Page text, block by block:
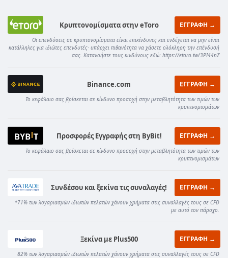
Κρυπτονομίσματα στην eToro ΕΓΓΡΑΦΗ →
Οι επενδύσεις σε κρυπτονομίσματα είναι επικίνδυνες και ενδέχεται να μην είναι
κατάλληλες για ιδιώτες επενδυτές· υπάρχει πιθανότητα να χάσετε ολόκληρη την επένδυσή
σας. Κατανοήστε τους κινδύνους εδώ: https://etoro.tw/3PI44nZ
Binance.com ΕΓΓΡΑΦΗ →
Το κεφάλαιο σας βρίσκεται σε κίνδυνο προσοχή στην μεταβλητότητα των τιμών των
κρυπτνομισμάτων
Προσφορές Εγγραφής στη ByBit! ΕΓΓΡΑΦΗ →
Το κεφάλαιο σας βρίσκεται σε κίνδυνο προσοχή στην μεταβλητότητα των τιμών των
κρυπτνομισμάτων
Συνδέσου και ξεκίνα τις συναλαγές! ΕΓΓΡΑΦΗ →
*71% των λογαριασμών ιδιωτών πελατών χάνουν χρήματα στις συναλλαγές τους σε CFD
με αυτό τον πάροχο.
Ξεκίνα με Plus500 ΕΓΓΡΑΦΗ →
82% των λογαριασμών ιδιωτών πελατών χάνουν χρήματα στις συναλλαγές τους σε CFD